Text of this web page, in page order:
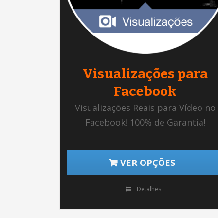
Visualizações para
Facebook
Visualizações Reais para Vídeo no
Facebook! 100% de Garantia!
VER OPÇÕES
Detalhes